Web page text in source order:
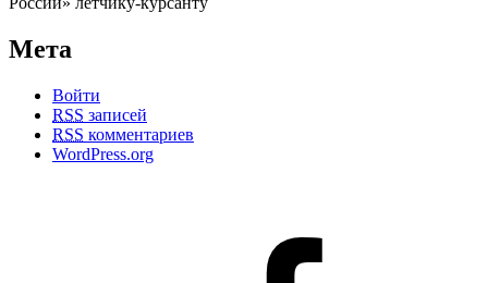
Мета
Войти
RSS записей
RSS комментариев
WordPress.org